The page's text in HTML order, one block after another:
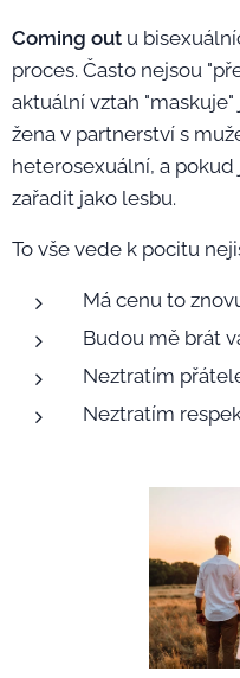
Coming out u
proces. Často nejsou
aktuální vztah
žena v partnerství s
heterosexuální, a
zařadit jako lesbu.
To vše vede k pocitu
Má cenu to
Budou mě brát
Neztratím
Neztratím